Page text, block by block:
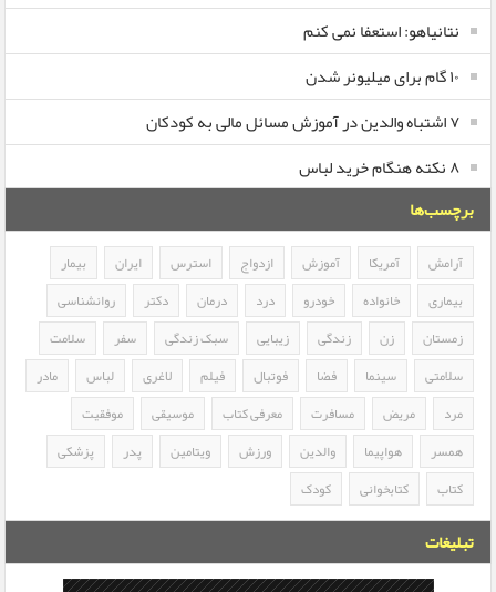
نتانیاهو: استعفا نمی کنم
۱۰ گام برای میلیونر شدن
۷ اشتباه والدین در آموزش مسائل مالی به کودکان
۸ نکته هنگام خرید لباس
برچسب‌ها
آرامش آمریکا آموزش ازدواج استرس ایران
بیمار
بیماری
خانواده خودرو درد درمان دکتر
روانشناسی
زمستان
زن زندگی زیبایی سبک زندگی سفر
سلامت
سلامتی
سینما فضا فوتبال فیلم لاغری لباس
مادر
مرد
مریض مسافرت معرفی کتاب موسیقی
موفقیت
همسر
هواپیما والدین ورزش ویتامین پدر
پزشکی
کتاب
کتابخوانی کودک
تبلیغات